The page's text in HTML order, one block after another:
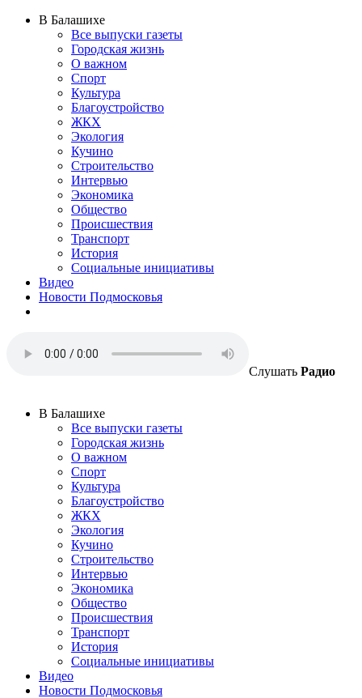
В Балашихе
Все выпуски газеты
Городская жизнь
О важном
Спорт
Культура
Благоустройство
ЖКХ
Экология
Кучино
Строительство
Интервью
Экономика
Общество
Происшествия
Транспорт
История
Социальные инициативы
Видео
Новости Подмосковья
Слушать Радио
В Балашихе
Все выпуски газеты
Городская жизнь
О важном
Спорт
Культура
Благоустройство
ЖКХ
Экология
Кучино
Строительство
Интервью
Экономика
Общество
Происшествия
Транспорт
История
Социальные инициативы
Видео
Новости Подмосковья